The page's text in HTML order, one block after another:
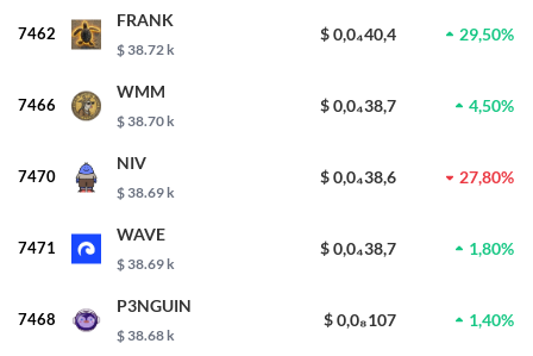
7462
FRANK
$ 38.72 k
$ 0,0₄40,4 29,50%
7466
WMM
$ 38.70 k
$ 0,0₄38,7 4,50%
7470
NIV
$ 38.69 k
$ 0,0₄38,6 27,80%
7471
WAVE
$ 38.69 k
$ 0,0₄38,7 1,80%
7468
P3NGUIN
$ 38.68 k
$ 0,0₈107 1,40%